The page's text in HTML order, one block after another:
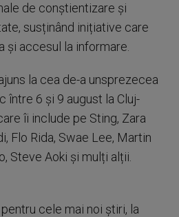
de conștientizare și
susținând inițiative care
și accesul la informare.
la cea de-a unsprezecea
între 6 și 9 august la Cluj-
îi include pe Sting, Zara
Flo Rida, Swae Lee, Martin
Steve Aoki și mulți alții.
pentru cele mai noi știri, la